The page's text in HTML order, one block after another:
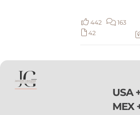
442
163
42
USA
MEX